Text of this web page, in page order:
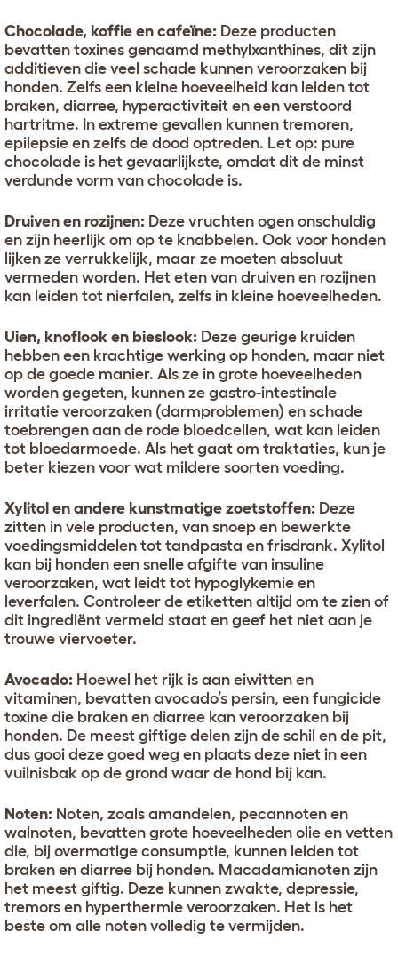
Chocolade, koffie en cafeïne: Deze producten
bevatten toxines genaamd methylxanthines, dit zijn
additieven die veel schade kunnen veroorzaken bij
honden. Zelfs een kleine hoeveelheid kan leiden tot
braken, diarree, hyperactiviteit en een verstoord
hartritme. In extreme gevallen kunnen tremoren,
epilepsie en zelfs de dood optreden. Let op: pure
chocolade is het gevaarlijkste, omdat dit de minst
verdunde vorm van chocolade is.
Druiven en rozijnen: Deze vruchten ogen onschuldig
en zijn heerlijk om op te knabbelen. Ook voor honden
lijken ze verrukkelijk, maar ze moeten absoluut
vermeden worden. Het eten van druiven en rozijnen
kan leiden tot nierfalen, zelfs in kleine hoeveelheden.
Uien, knoflook en bieslook: Deze geurige kruiden
hebben een krachtige werking op honden, maar niet
op de goede manier. Als ze in grote hoeveelheden
worden gegeten, kunnen ze gastro-intestinale
irritatie veroorzaken (darmproblemen) en schade
toebrengen aan de rode bloedcellen, wat kan leiden
tot bloedarmoede. Als het gaat om traktaties, kun je
beter kiezen voor wat mildere soorten voeding.
Xylitol en andere kunstmatige zoetstoffen: Deze
zitten in vele producten, van snoep en bewerkte
voedingsmiddelen tot tandpasta en frisdrank. Xylitol
kan bij honden een snelle afgifte van insuline
veroorzaken, wat leidt tot hypoglykemie en
leverfalen. Controleer de etiketten altijd om te zien of
dit ingrediënt vermeld staat en geef het niet aan je
trouwe viervoeter.
Avocado: Hoewel het rijk is aan eiwitten en
vitaminen, bevatten avocado’s persin, een fungicide
toxine die braken en diarree kan veroorzaken bij
honden. De meest giftige delen zijn de schil en de pit,
dus gooi deze goed weg en plaats deze niet in een
vuilnisbak op de grond waar de hond bij kan.
Noten: Noten, zoals amandelen, pecannoten en
walnoten, bevatten grote hoeveelheden olie en vetten
die, bij overmatige consumptie, kunnen leiden tot
braken en diarree bij honden. Macadamianoten zijn
het meest giftig. Deze kunnen zwakte, depressie,
tremors en hyperthermie veroorzaken. Het is het
beste om alle noten volledig te vermijden.